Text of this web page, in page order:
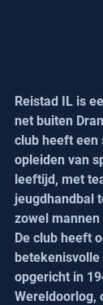
Reistad IL is
net buiten
club heeft een
opleiden van
leeftijd, met
jeugdhandbal
zowel
De club heeft
opgericht in
Wereldoorlog,